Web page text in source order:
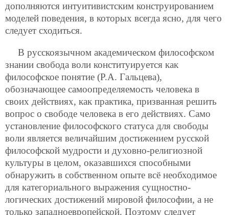
дополняются интуитивистским конструированием
моделей поведения, в которых всегда ясно, для чего
следует сходиться.
В русскоязычном академическом философском
знании свобода воли конституируется как
философское понятие (Р.А. Гальцева),
обозначающее самоопределяемость человека в
своих действиях, как практика, призванная решить
вопрос о свободе человека в его действиях. Само
установление философского статуса для свободы
воли является величайшим достижением русской
философской мудрости и духовно-религиозной
культуры в целом, оказавшихся способными
обнаружить в собственном опыте всё необходимое
для категориального выражения сущностно-
логических достижений мировой философии, а не
только западноевропейской. Поэтому следует